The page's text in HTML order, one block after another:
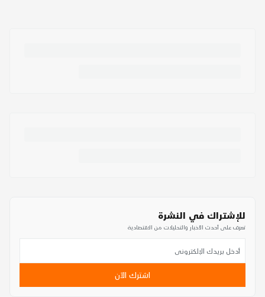
للإشتراك في النشرة
تعرف على أحدث الأخبار والتحليلات من الاقتصادية
اشترك الآن